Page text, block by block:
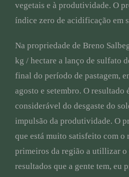
vegetais e à produtividade. O
índice zero de acidificação em
Na propriedade de Breno
kg / hectare a lanço de sulfato
final do período de pastagem,
agosto e setembro. O resultado
considerável do desgaste do
impulsão da produtividade. O
que está muito satisfeito com o
primeiros da região a utillizar o
resultados que a gente tem, eu